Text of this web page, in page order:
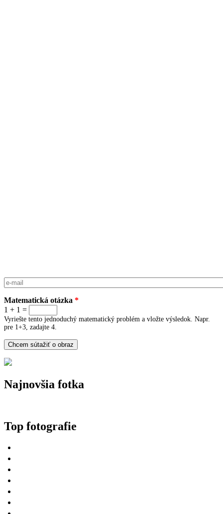
E-mail
Matematická otázka *
1 + 1 =
Vyriešte tento jednoduchý matematický problém a vložte výsledok. Napr.
pre 1+3, zadajte 4.
Najnovšia fotka
Top fotografie